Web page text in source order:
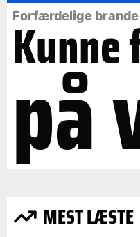
Forfærdelige
Kunne
på
MEST LÆSTE